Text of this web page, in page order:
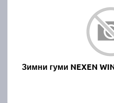
Зимни гуми NEXEN